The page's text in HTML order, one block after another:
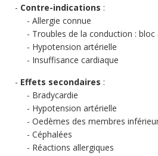
Contre-indications :
Allergie connue
Troubles de la conduction :
Hypotension artérielle
Insuffisance cardiaque
Effets secondaires :
Bradycardie
Hypotension artérielle
Oedèmes des membres
Céphalées
Réactions allergiques